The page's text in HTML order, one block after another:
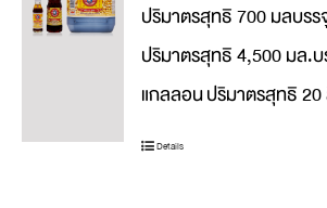
ปริมาตรสุทธิ 700 มลบร
ปริมาตรสุทธิ 4,500 มล.
แกลลอนปริมาตรสุทธิ
Details